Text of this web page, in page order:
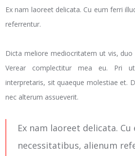
Ex nam laoreet delicata. Cu eum ferri
referrentur.
Dicta meliore mediocritatem ut vis, duo
Verear complectitur mea eu. Pri
interpretaris, sit quaeque molestiae et.
nec alterum assueverit.
Ex nam laoreet delicata.
necessitatibus, alienum